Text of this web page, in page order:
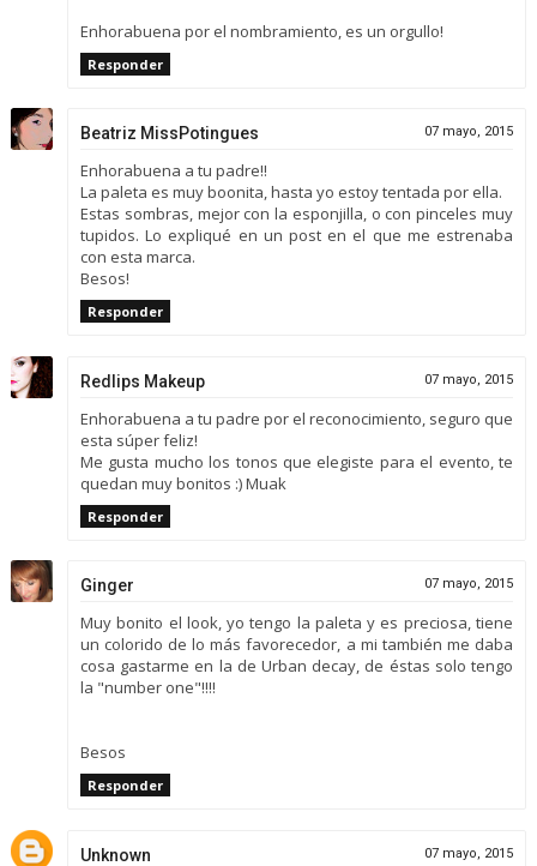
Enhorabuena por el nombramiento, es un orgullo!
Responder
Beatriz MissPotingues 07 mayo, 2015
Enhorabuena a tu padre!!
La paleta es muy boonita, hasta yo estoy tentada por ella.
Estas sombras, mejor con la esponjilla, o con pinceles muy
tupidos. Lo expliqué en un post en el que me estrenaba
con esta marca.
Besos!
Responder
Redlips Makeup 07 mayo, 2015
Enhorabuena a tu padre por el reconocimiento, seguro que
esta súper feliz!
Me gusta mucho los tonos que elegiste para el evento, te
quedan muy bonitos :) Muak
Responder
Ginger 07 mayo, 2015
Muy bonito el look, yo tengo la paleta y es preciosa, tiene
un colorido de lo más favorecedor, a mi también me daba
cosa gastarme en la de Urban decay, de éstas solo tengo
la "number one"!!!!
Besos
Responder
Unknown 07 mayo, 2015